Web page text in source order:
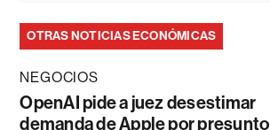
OTRAS NOTICIAS ECONÓMICAS
NEGOCIOS
OpenAI pide a juez desestimar
demanda de Apple por presunto